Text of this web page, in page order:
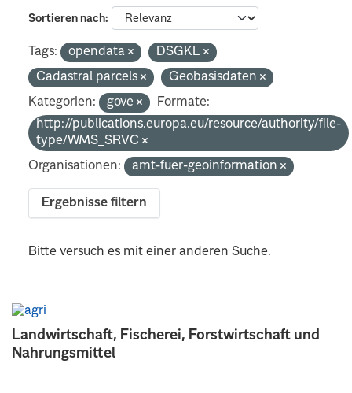
Landwirtschaft, Fischerei, Forstwirtschaft und
Nahrungsmittel
Sortieren nach
Tags: opendata
DSGKL
Cadastral parcels
Geobasisdaten
Kategorien:
gove
Formate:
http://publications.europa.eu/resource/authority/file-
type/WMS_SRVC
Organisationen:
amt-fuer-geoinformation
Ergebnisse filtern
Bitte versuch es mit einer anderen Suche.